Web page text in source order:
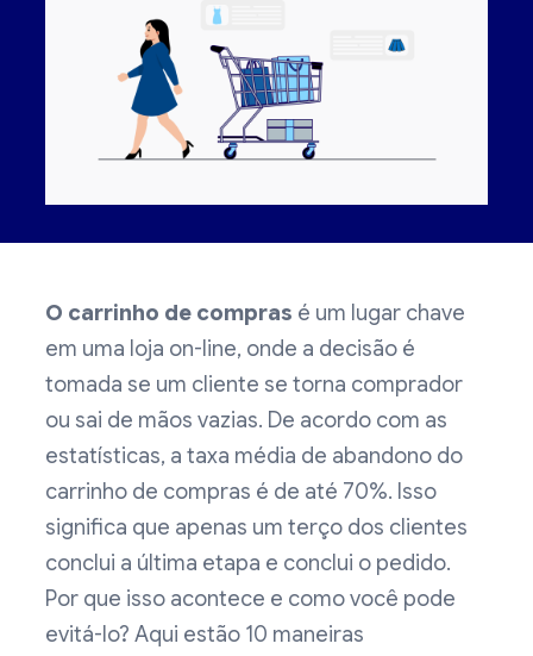
O carrinho de compras é um lugar chave
em uma loja on-line, onde a decisão é
tomada se um cliente se torna comprador
ou sai de mãos vazias. De acordo com as
estatísticas, a taxa média de abandono do
carrinho de compras é de até 70%. Isso
significa que apenas um terço dos clientes
conclui a última etapa e conclui o pedido.
Por que isso acontece e como você pode
evitá-lo? Aqui estão 10 maneiras